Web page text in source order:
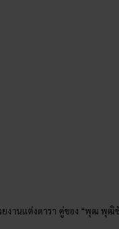
ประเภทนี้ ให้เน้นเลือกแ